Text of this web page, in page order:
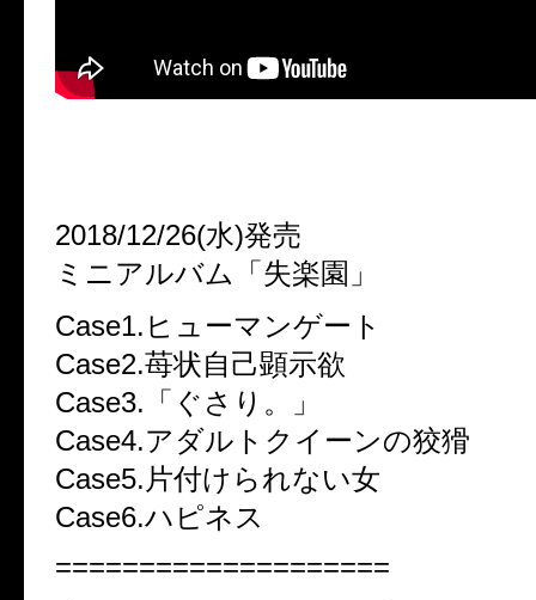
2018/12/26(水)発売
ミニアルバム「失楽園」
Case1.ヒューマンゲート
Case2.苺状自己顕示欲
Case3.「ぐさり。」
Case4.アダルトクイーンの狡猾
Case5.片付けられない女
Case6.ハピネス
====================